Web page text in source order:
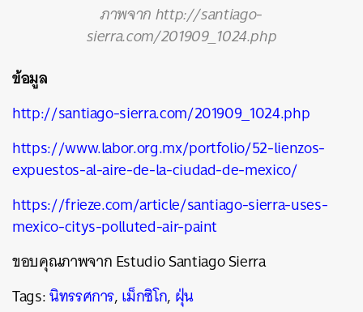
ภาพจาก http://santiago-
sierra.com/201909_1024.php
ข้อมูล
http://santiago-sierra.com/201909_1024.php
https://www.labor.org.mx/portfolio/52-lienzos-
expuestos-al-aire-de-la-ciudad-de-mexico/
https://frieze.com/article/santiago-sierra-uses-
mexico-citys-polluted-air-paint
ขอบคุณภาพจาก Estudio Santiago Sierra
Tags:นิทรรศการ,เม็กซิโก, ฝุ่น